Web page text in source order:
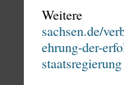
sachsen.de/
ehrung-der-
staatsregierung